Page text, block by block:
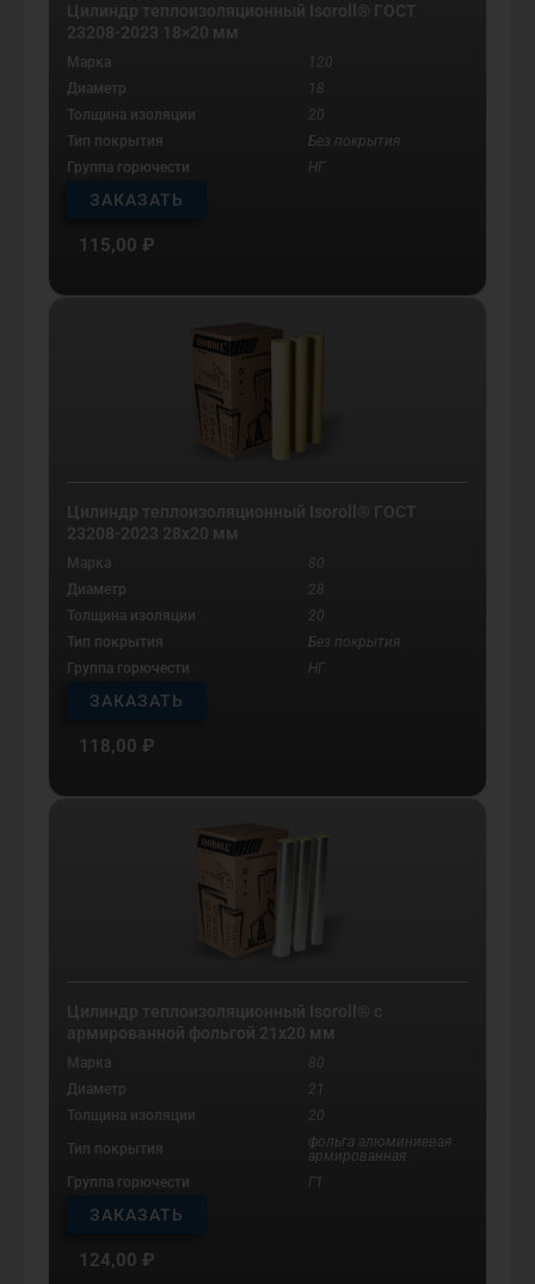
Цилиндр теплоизоляционный Isoroll® ГОСТ
23208-2023 18×20 мм
Марка
120
Диаметр
18
Толщина изоляции
20
Тип покрытия
Без покрытия
Группа горючести
НГ
ЗАКАЗАТЬ
115,00 ₽
Цилиндр теплоизоляционный Isoroll® ГОСТ
23208-2023 28х20 мм
Марка
80
Диаметр
28
Толщина изоляции
20
Тип покрытия
Без покрытия
Группа горючести
НГ
ЗАКАЗАТЬ
118,00 ₽
Цилиндр теплоизоляционный Isoroll® с
армированной фольгой 21х20 мм
Марка
80
Диаметр
21
Толщина изоляции
20
Тип покрытия
фольга алюминиевая
армированная
Группа горючести
Г1
ЗАКАЗАТЬ
124,00 ₽